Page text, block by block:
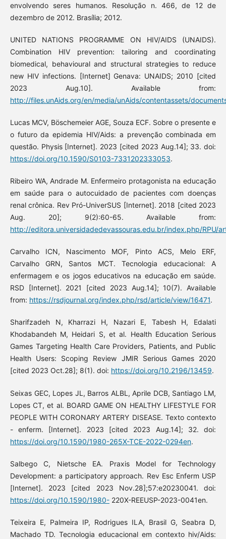
envolvendo seres humanos. Resolução n. 466, de 12 de
dezembro de 2012. Brasília; 2012.
UNITED NATIONS PROGRAMME ON HIV/AIDS (UNAIDS).
Combination HIV prevention: tailoring and coordinating
biomedical, behavioural and structural strategies to reduce
new HIV infections. [Internet] Genava: UNAIDS; 2010 [cited
2023 Aug.10]. Available from:
http://files.unAids.org/en/media/unAids/contentassets/
Lucas MCV, Böschemeier AGE, Souza ECF. Sobre o presente e
o futuro da epidemia HIV/Aids: a prevenção combinada em
questão. Physis [Internet]. 2023 [cited 2023 Aug.14]; 33. doi:
https://doi.org/10.1590/S0103-7331202333053.
Ribeiro WA, Andrade M. Enfermeiro protagonista na educação
em saúde para o autocuidado de pacientes com doenças
renal crônica. Rev Pró-UniverSUS [Internet]. 2018 [cited 2023
Aug. 20]; 9(2):60-65. Available from:
http://editora.universidadedevassouras.edu.br/index.php/RPU/
Carvalho ICN, Nascimento MOF, Pinto ACS, Melo ERF,
Carvalho GRN, Santos MCT. Tecnologia educacional: A
enfermagem e os jogos educativos na educação em saúde.
RSD [Internet]. 2021 [cited 2023 Aug.14]; 10(7). Available
from: https://rsdjournal.org/index.php/rsd/article/view/16471.
Sharifzadeh N, Kharrazi H, Nazari E, Tabesh H, Edalati
Khodabandeh M, Heidari S, et al. Health Education Serious
Games Targeting Health Care Providers, Patients, and Public
Health Users: Scoping Review JMIR Serious Games 2020
[cited 2023 Oct.28]; 8(1). doi: https://doi.org/10.2196/13459.
Seixas GEC, Lopes JL, Barros ALBL, Aprile DCB, Santiago LM,
Lopes CT, et al. BOARD GAME ON HEALTHY LIFESTYLE FOR
PEOPLE WITH CORONARY ARTERY DISEASE. Texto contexto
- enferm. [Internet]. 2023 [cited 2023 Aug.14]; 32. doi:
https://doi.org/10.1590/1980-265X-TCE-2022-0294en.
Salbego C, Nietsche EA. Praxis Model for Technology
Development: a participatory approach. Rev Esc Enferm USP
[Internet]. 2023 [cited 2023 Nov.28];57:e20230041. doi:
https://doi.org/10.1590/1980-220X-REEUSP-2023-0041en.
Teixeira E, Palmeira IP, Rodrigues ILA, Brasil G, Seabra D,
Machado TD. Tecnologia educacional em contexto hiv/Aids: